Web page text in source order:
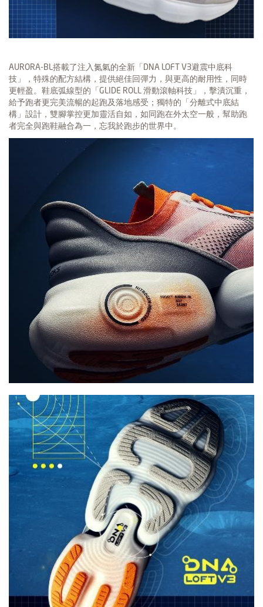
AURORA-BL搭載了注入氮氣的全新「DNA LOFT V3避震中底科
技」，特殊的配方結構，提供絕佳回彈力，與更高的耐用性，同時
更輕盈。鞋底弧線型的「GLIDE ROLL 滑動滾軸科技」，擊潰沉重，
給予跑者更完美流暢的起跑及落地感受；獨特的「分離式中底結
構」設計，雙腳掌控更加靈活自如，如同跑在外太空一般，幫助跑
者完全與跑鞋融合為一，忘我於跑步的世界中。